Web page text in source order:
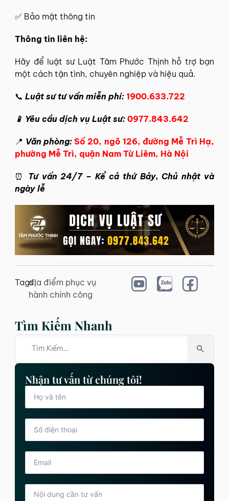
✅ Bảo mật thông tin
Thông tin liên hệ:
Hãy để luật sư Luật Tâm Phước Thịnh hỗ trợ bạn
một cách tận tình, chuyên nghiệp và hiệu quả.
📞 Luật sư tư vấn miễn phí: 1900.633.722
📱 Yêu cầu dịch vụ Luật sư: 0977.843.642
📍 Văn phòng: Số 20, ngõ 126, đường Mễ Trì Hạ,
phường Mễ Trì, quận Nam Từ Liêm, Hà Nội
⏰ Tư vấn 24/7 – Kể cả thứ Bảy, Chủ nhật và
ngày lễ
Tags:địa điểm phục vụ
hành chính công
Tìm Kiếm Nhanh
Nhận tư vấn từ chúng tôi!